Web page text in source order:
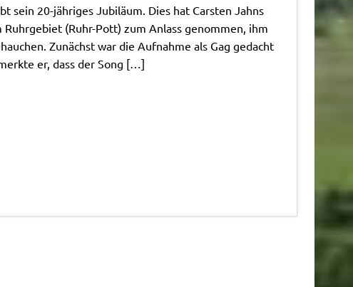
sein 20-jähriges Jubiläum. Dies hat Carsten Jahns
(Ruhr-Pott) zum Anlass genommen, ihm
Zunächst war die Aufnahme als Gag gedacht
er, dass der Song […]